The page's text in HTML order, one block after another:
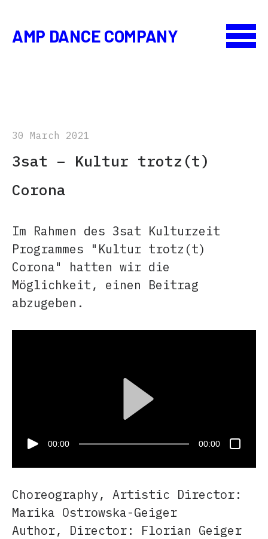
AMP DANCE COMPANY
30 March 2021
3sat – Kultur trotz(t)
Corona
Im Rahmen des 3sat Kulturzeit
Programmes "Kultur trotz(t)
Corona" hatten wir die
Möglichkeit, einen Beitrag
abzugeben.
00:00 00:00
Cho­reo­gra­phy, Artistic Director:
Marika Ostrowska-Geiger
Author, Director: Florian Geiger